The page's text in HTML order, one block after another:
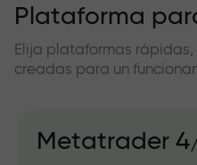
Plataforma
Elija plataformas
creadas para un
Metatrader